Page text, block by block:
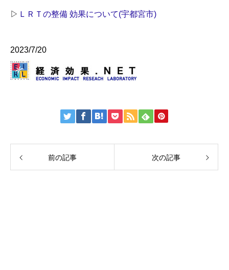
▷ ＬＲＴの整備 効果について(宇都宮市)
2023/7/20
前の記事 次の記事